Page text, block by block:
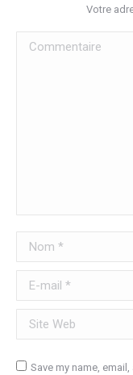
Votre
Commentaire
Nom *
E-mail *
Site Web
Save my name,